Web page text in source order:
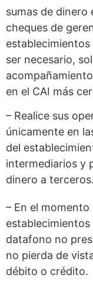
sumas de dinero
cheques de
ser necesario,
en el CAI más
– Realice sus
únicamente en
del
intermediarios y
dinero a terceros.
– En el
establecimientos
datafono no
no pierda de
débito o crédito.